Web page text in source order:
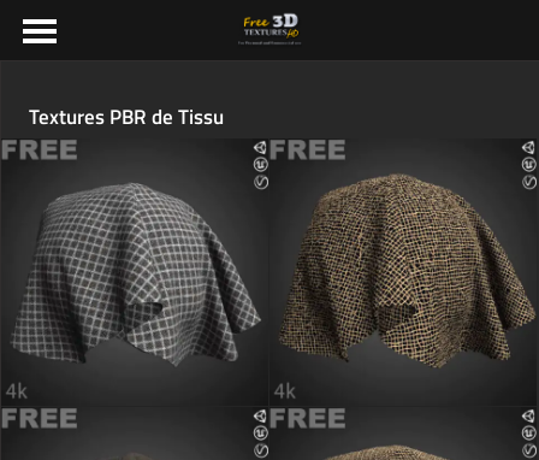
Textures PBR de Tissu